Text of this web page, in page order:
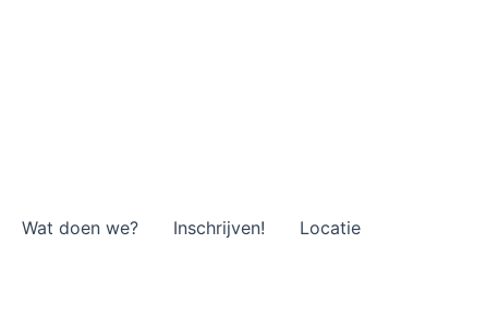
Wat doen we? Inschrijven!
Locatie